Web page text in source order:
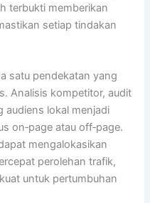
terbukti memberikan
setiap tindakan
satu pendekatan yang
Analisis kompetitor, audit
audiens lokal menjadi
on‑page atau off‑page.
mengalokasikan
perolehan trafik,
untuk pertumbuhan